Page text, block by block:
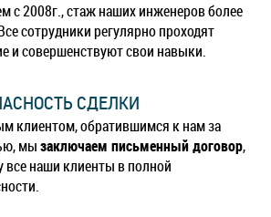
с 2008г., стаж наших инженеров более
сотрудники регулярно проходят
и совершенствуют свои навыки.
СДЕЛКИ
клиентом, обратившимся к нам за
мызаключаем письменный договор,
все наши клиенты в полной